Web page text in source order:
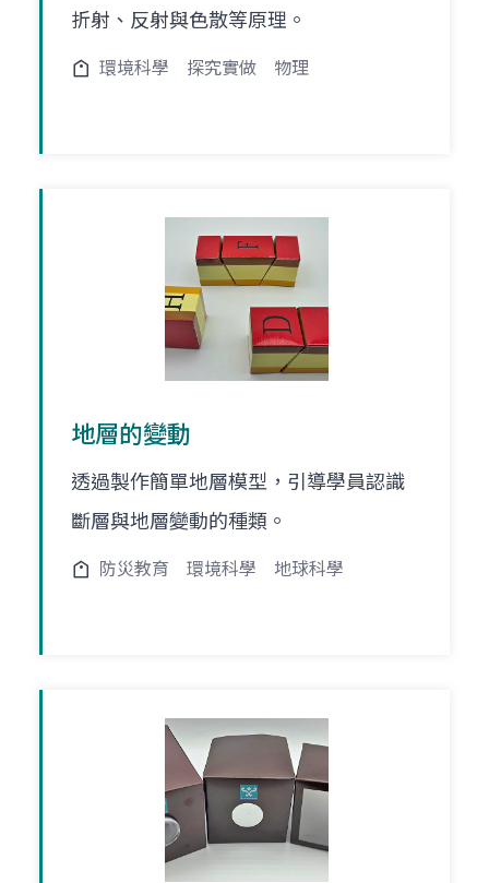
折射、反射與色散等原理。
環境科學 探究實做 物理
地層的變動
透過製作簡單地層模型，引導學員認識
斷層與地層變動的種類。
防災教育 環境科學 地球科學